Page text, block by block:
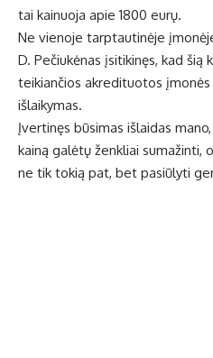
tai kainuoja apie 1800 eurų.
Ne vienoje tarptautinėje
D. Pečiukėnas įsitikinęs, kad šią
teikiančios akredituotos
išlaikymas.
Įvertinęs būsimas išlaidas
kainą galėtų ženkliai sumažinti,
ne tik tokią pat, bet pasiūlyti